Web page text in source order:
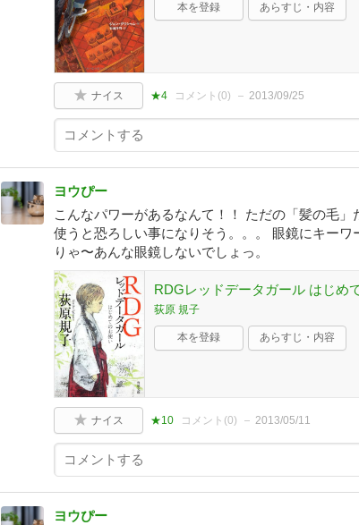
本を登録 あらすじ・内容
ナイス ★4 コメント(0) 2013/09/25
ヨウぴー
こんなパワーがあるなんて！！ ただの「髪の毛
使うと恐ろしい事になりそう。。。 眼鏡にキー
りゃ〜あんな眼鏡しないでしょっ。
RDGレッドデータガール はじめ
荻原 規子
本を登録 あらすじ・内容
ナイス ★10 コメント(0) 2013/05/11
ヨウぴー